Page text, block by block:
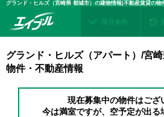
グランド・ヒルズ（宮崎県 都城市）の建物情報|不動産賃貸の
保存条件
グランド・ヒルズ（アパート）/宮
物件・不動産情報
現在募集中の物件はござ
今は満室ですが、空予定が出る